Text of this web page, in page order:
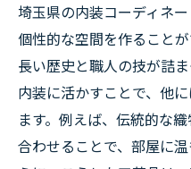
埼玉県の内装コーディネ
個性的な空間を作ること
長い歴史と職人の技が詰
内装に活かすことで、他
ます。例えば、伝統的な
合わせることで、部屋に